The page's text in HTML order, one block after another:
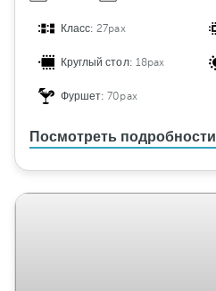
Класс:27pax
Круглый стол: 18pax
Фуршет:70pax
Посмотреть подробности